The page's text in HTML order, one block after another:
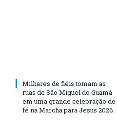
Milhares de fiéis tomam as
ruas de São Miguel do Guamá
em uma grande celebração de
fé na Marcha para Jesus 2026.